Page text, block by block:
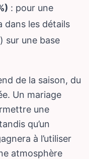
: pour une
les détails
sur une base
de la saison, du
Un mariage
une
qu’un
à l’utiliser
atmosphère